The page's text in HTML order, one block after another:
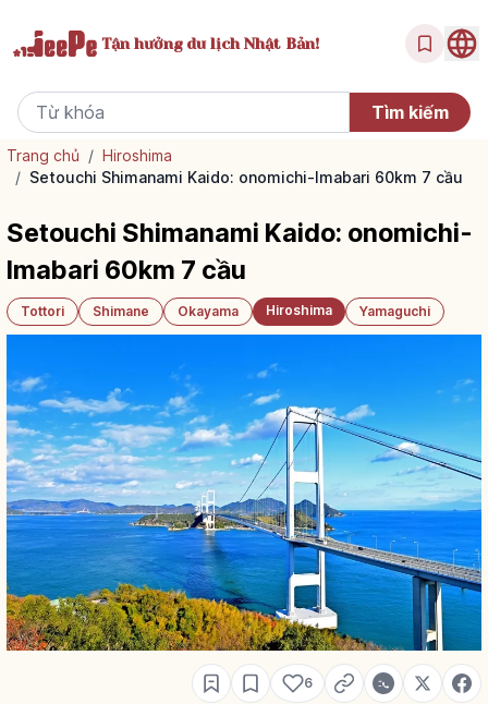
Tận hưởngdu lịch Nhật Bản!
Trang chủ / Hiroshima
/ Setouchi Shimanami Kaido: onomichi-Imabari 60km 7 cầu
Setouchi Shimanami Kaido: onomichi-
Imabari 60km 7 cầu
Tottori Shimane Okayama Hiroshima Yamaguchi
6